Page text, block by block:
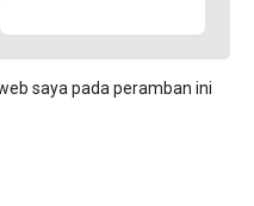
saya pada peramban ini